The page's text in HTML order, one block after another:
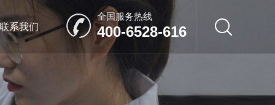
系我们
全国服务热线
400-6528-616